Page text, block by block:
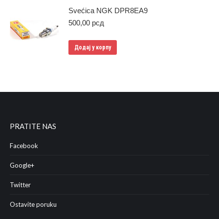
Svećica NGK DPR8EA9
500,00 рсд
Додај у корпу
PRATITE NAS
Facebook
Google+
Twitter
Ostavite poruku